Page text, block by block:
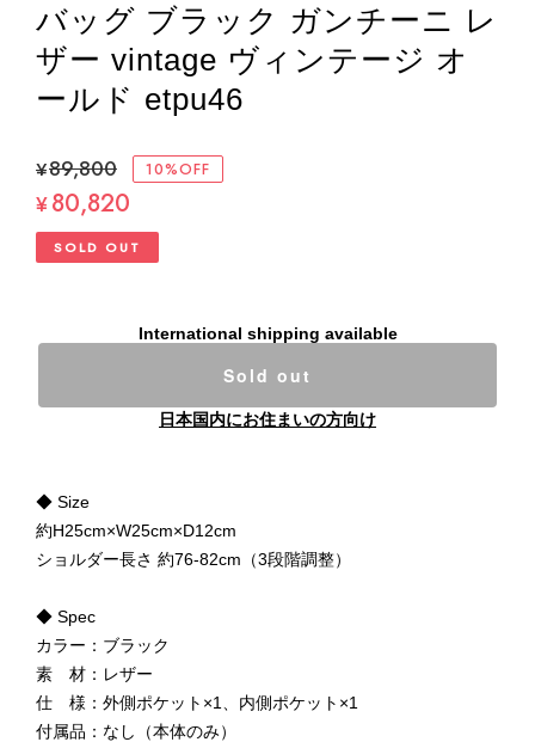
バッグ ブラック ガンチーニ レ
ザー vintage ヴィンテージ オ
ールド etpu46
¥89,800 10%OFF
¥80,820
SOLD OUT
International shipping available
Sold out
日本国内にお住まいの方向け
◆ Size
約H25cm×W25cm×D12cm
ショルダー長さ 約76-82cm（3段階調整）
◆ Spec
カラー：ブラック
素 材：レザー
仕 様：外側ポケット×1、内側ポケット×1
付属品：なし（本体のみ）